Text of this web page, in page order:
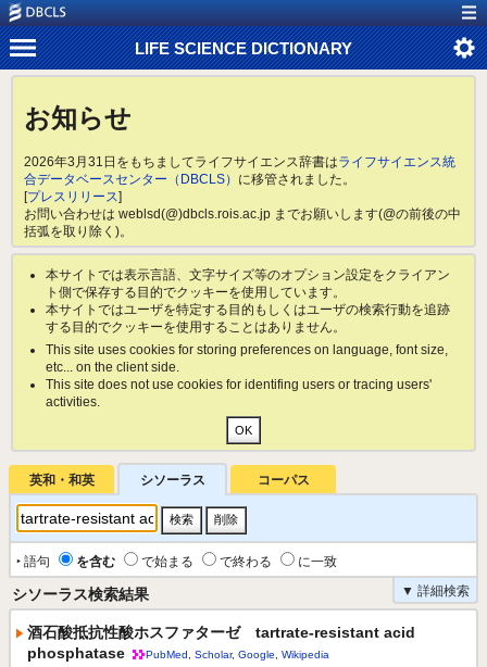
LIFE SCIENCE DICTIONARY
お知らせ
2026年3月31日をもちましてライフサイエンス辞書はライフサイエンス統
合データベースセンター（DBCLS） に移管されました。
[プレスリリース]
お問い合わせは weblsd(@)dbcls.rois.ac.jp までお願いします(@の前後の中
括弧を取り除く)。
本サイトでは表示言語、文字サイズ等のオプション設定をクライアン
ト側で保存する目的でクッキーを使用しています。
本サイトではユーザを特定する目的もしくはユーザの検索行動を追跡
する目的でクッキーを使用することはありません。
This site uses cookies for storing preferences on language, font size,
etc... on the client side.
This site does not use cookies for identifing users or tracing users'
activities.
英和・和英 シソーラス コーパス
‣ 語句 を含む で始まる で終わる
に一致
▼ 詳細検索
シソーラス検索結果
酒石酸抵抗性酸ホスファターゼ tartrate-resistant acid
phosphatase
PubMed Scholar, Google Wikipedia